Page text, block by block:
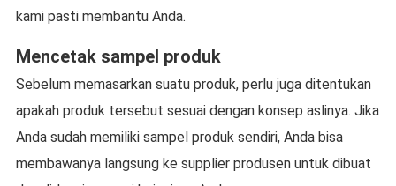
kami pasti membantu Anda.
Mencetak sampel produk
Sebelum memasarkan suatu produk, perlu juga ditentukan
apakah produk tersebut sesuai dengan konsep aslinya. Jika
Anda sudah memiliki sampel produk sendiri, Anda bisa
membawanya langsung ke supplier produsen untuk dibuat